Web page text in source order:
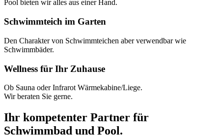
Pool bieten wir alles aus einer Hand.
Schwimmteich im Garten
Den Charakter von Schwimmteichen aber verwendbar wie
Schwimmbäder.
Wellness für Ihr Zuhause
Ob Sauna oder Infrarot Wärmekabine/Liege.
Wir beraten Sie gerne.
Ihr kompetenter Partner für
Schwimmbad und Pool.